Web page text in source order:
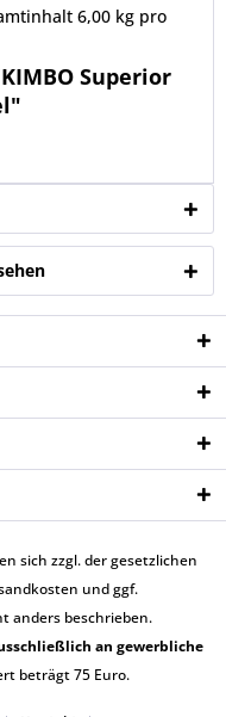
6,00 kg pro
Superior
sich zzgl. der gesetzlichen
und ggf.
anders beschrieben.
an gewerbliche
beträgt 75 Euro.